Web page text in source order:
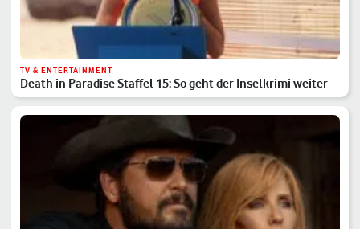
TV & ENTERTAINMENT
Death in Paradise Staffel 15: So geht der Inselkrimi weiter